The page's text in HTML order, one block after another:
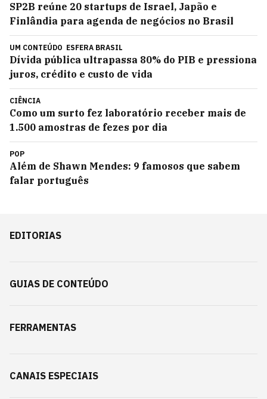
SP2B reúne 20 startups de Israel, Japão e
Finlândia para agenda de negócios no Brasil
UM CONTEÚDO ESFERA BRASIL
Dívida pública ultrapassa 80% do PIB e pressiona
juros, crédito e custo de vida
CIÊNCIA
Como um surto fez laboratório receber mais de
1.500 amostras de fezes por dia
POP
Além de Shawn Mendes: 9 famosos que sabem
falar português
EDITORIAS
GUIAS DE CONTEÚDO
FERRAMENTAS
CANAIS ESPECIAIS